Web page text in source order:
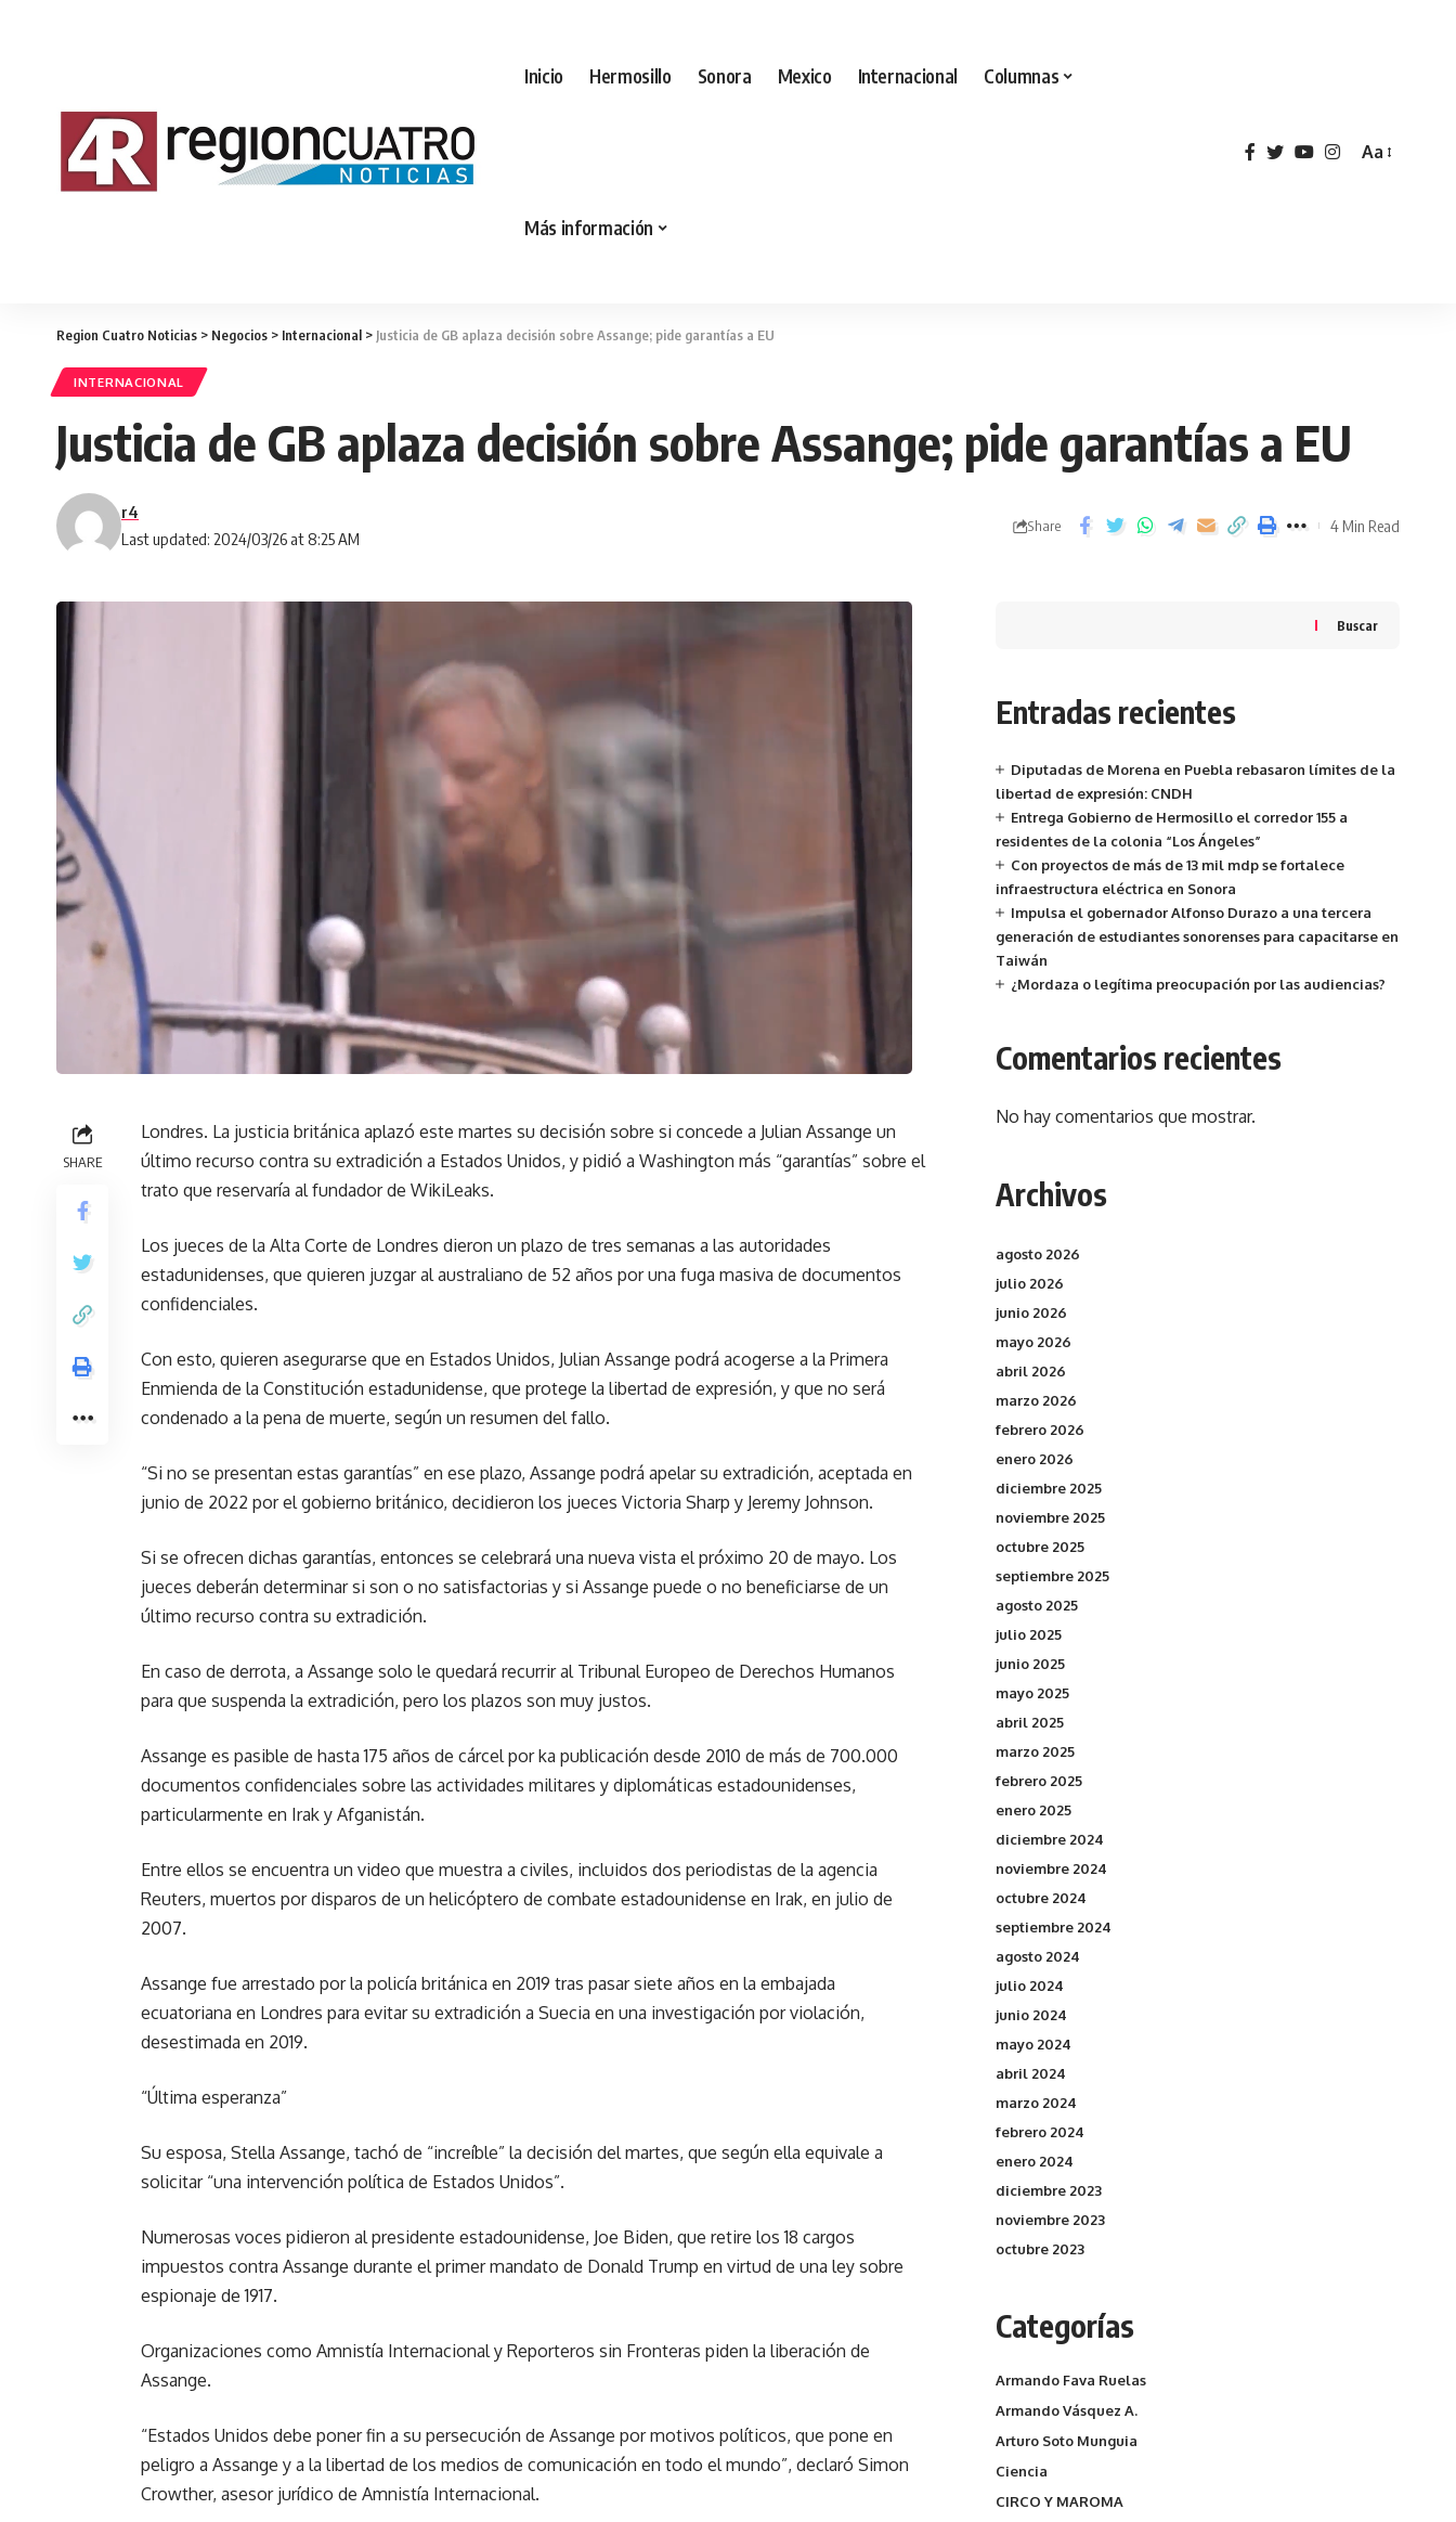
Inicio Hermosillo Sonora Mexico Internacional Columnas
Más información
Aa
Region Cuatro Noticias > Negocios > Internacional > Justicia de GB aplaza decisión sobre Assange; pide garantías a EU
INTERNACIONAL
Justicia de GB aplaza decisión sobre Assange; pide garantías a EU
Last updated: 2024/03/26 at 8:25 AM
r4
Share 4 Min Read
SHARE
Londres. La justicia británica aplazó este martes su decisión sobre si concede a Julian Assange un
último recurso contra su extradición a Estados Unidos, y pidió a Washington más “garantías” sobre el
trato que reservaría al fundador de WikiLeaks.
Los jueces de la Alta Corte de Londres dieron un plazo de tres semanas a las autoridades
estadunidenses, que quieren juzgar al australiano de 52 años por una fuga masiva de documentos
confidenciales.
Con esto, quieren asegurarse que en Estados Unidos, Julian Assange podrá acogerse a la Primera
Enmienda de la Constitución estadunidense, que protege la libertad de expresión, y que no será
condenado a la pena de muerte, según un resumen del fallo.
“Si no se presentan estas garantías” en ese plazo, Assange podrá apelar su extradición, aceptada en
junio de 2022 por el gobierno británico, decidieron los jueces Victoria Sharp y Jeremy Johnson.
Si se ofrecen dichas garantías, entonces se celebrará una nueva vista el próximo 20 de mayo. Los
jueces deberán determinar si son o no satisfactorias y si Assange puede o no beneficiarse de un
último recurso contra su extradición.
En caso de derrota, a Assange solo le quedará recurrir al Tribunal Europeo de Derechos Humanos
para que suspenda la extradición, pero los plazos son muy justos.
Assange es pasible de hasta 175 años de cárcel por ka publicación desde 2010 de más de 700.000
documentos confidenciales sobre las actividades militares y diplomáticas estadounidenses,
particularmente en Irak y Afganistán.
Entre ellos se encuentra un video que muestra a civiles, incluidos dos periodistas de la agencia
Reuters, muertos por disparos de un helicóptero de combate estadounidense en Irak, en julio de
2007.
Assange fue arrestado por la policía británica en 2019 tras pasar siete años en la embajada
ecuatoriana en Londres para evitar su extradición a Suecia en una investigación por violación,
desestimada en 2019.
“Última esperanza”
Su esposa, Stella Assange, tachó de “increíble” la decisión del martes, que según ella equivale a
solicitar “una intervención política de Estados Unidos”.
Numerosas voces pidieron al presidente estadounidense, Joe Biden, que retire los 18 cargos
impuestos contra Assange durante el primer mandato de Donald Trump en virtud de una ley sobre
espionaje de 1917.
Organizaciones como Amnistía Internacional y Reporteros sin Fronteras piden la liberación de
Assange.
“Estados Unidos debe poner fin a su persecución de Assange por motivos políticos, que pone en
peligro a Assange y a la libertad de los medios de comunicación en todo el mundo”, declaró Simon
Crowther, asesor jurídico de Amnistía Internacional.
Buscar
Entradas recientes
Diputadas de Morena en Puebla rebasaron límites de la
libertad de expresión: CNDH
Entrega Gobierno de Hermosillo el corredor 155 a
residentes de la colonia “Los Ángeles”
Con proyectos de más de 13 mil mdp se fortalece
infraestructura eléctrica en Sonora
Impulsa el gobernador Alfonso Durazo a una tercera
generación de estudiantes sonorenses para capacitarse en
Taiwán
¿Mordaza o legítima preocupación por las audiencias?
Comentarios recientes
No hay comentarios que mostrar.
Archivos
agosto 2026
julio 2026
junio 2026
mayo 2026
abril 2026
marzo 2026
febrero 2026
enero 2026
diciembre 2025
noviembre 2025
octubre 2025
septiembre 2025
agosto 2025
julio 2025
junio 2025
mayo 2025
abril 2025
marzo 2025
febrero 2025
enero 2025
diciembre 2024
noviembre 2024
octubre 2024
septiembre 2024
agosto 2024
julio 2024
junio 2024
mayo 2024
abril 2024
marzo 2024
febrero 2024
enero 2024
diciembre 2023
noviembre 2023
octubre 2023
Categorías
Armando Fava Ruelas
Armando Vásquez A.
Arturo Soto Munguia
Ciencia
CIRCO Y MAROMA